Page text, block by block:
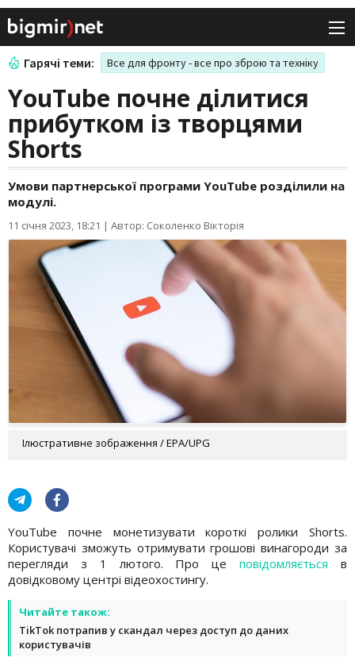
Гарячі теми: Все для фронту - все про зброю та техніку
YouTube почне ділитися
прибутком із творцями
Shorts
Умови партнерської програми YouTube розділили на
модулі.
11 січня 2023, 18:21 | Автор: Соколенко Вікторія
Ілюстративне зображення / EPA/UPG
YouTube почне монетизувати короткі ролики Shorts.
Користувачі зможуть отримувати грошові винагороди за
перегляди з 1 лютого. Про цеповідомляється в
довідковому центрі відеохостингу.
Читайте також:
TikTok потрапив у скандал через доступ до даних
користувачів